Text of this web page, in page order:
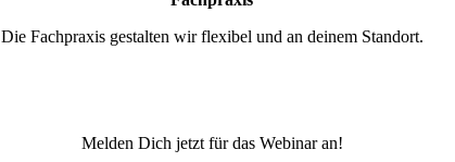
Die Fachpraxis gestalten wir flexibel und an deinem Standort.
Melden Dich jetzt für das Webinar an!